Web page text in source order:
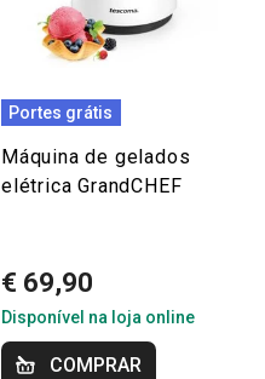
Portes grátis
Máquina de gelados
elétrica GrandCHEF
€ 69,90
Disponível na loja online
COMPRAR